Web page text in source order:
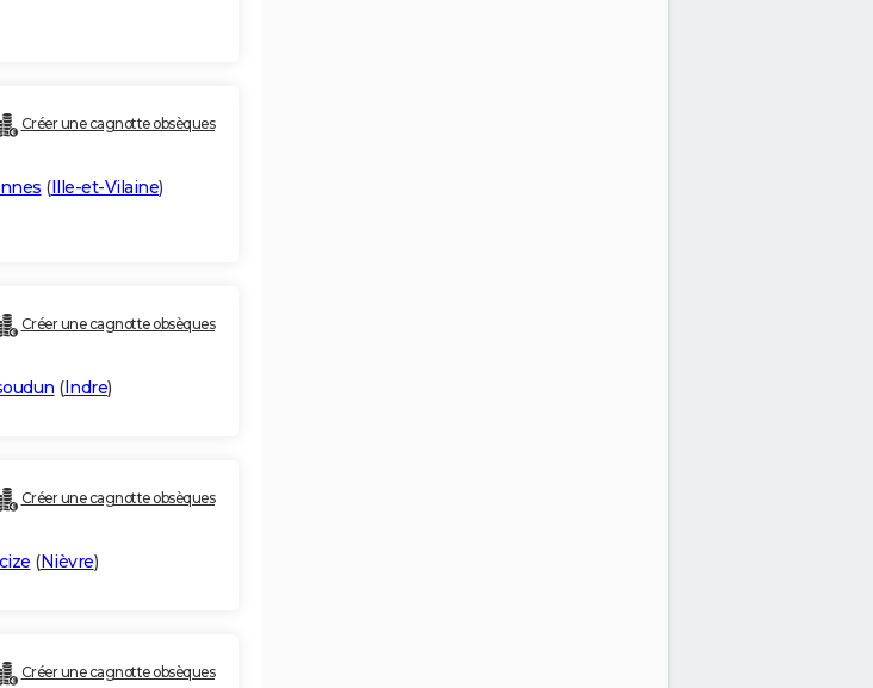
Créer une cagnotte obsèques
(Ille-et-Vilaine)
Créer une cagnotte obsèques
(Indre)
Créer une cagnotte obsèques
(Nièvre)
Créer une cagnotte obsèques